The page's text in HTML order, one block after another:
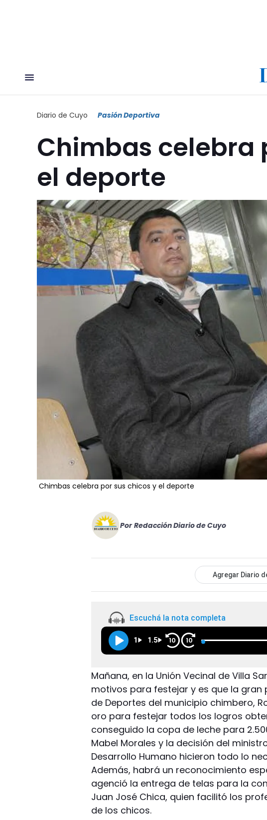
Diario de Cuyo Pasión Deportiva
Chimbas celebra
el deporte
Chimbas celebra por sus chicos y el deporte
Por Redacción Diario de Cuyo
Agregar Diario
Escuchá la nota completa
1 1.5 10 10
Mañana, en la Unión Vecinal de Villa
motivos para festejar y es que la
de Deportes del municipio chimbero,
oro para festejar todos los logros
conseguido la copa de leche para
Mabel Morales y la decisión del
Desarrollo Humano hicieron todo lo
Además, habrá un reconocimiento
agenció la entrega de telas para la
Juan José Chica, quien facilitó los
de los chicos.